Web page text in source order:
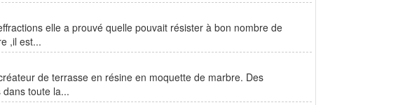
elle a prouvé quelle pouvait résister à bon nombre de
,il est...
de terrasse en résine en moquette de marbre. Des
toute la...